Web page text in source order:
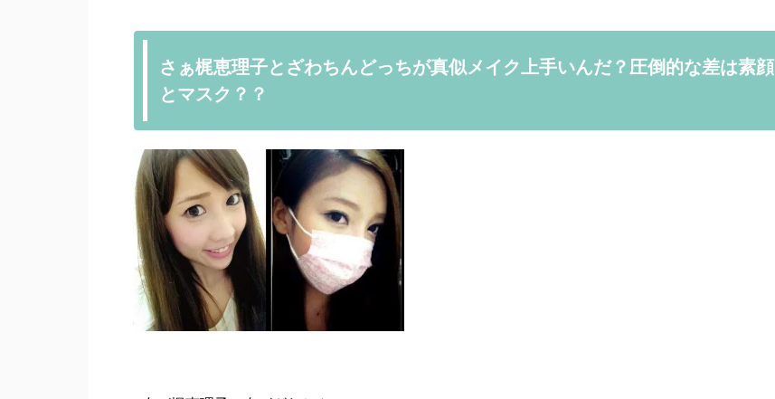
さぁ梶恵理子とざわちんどっちが真似メイク上手いんだ？圧倒的な差は素顔
とマスク？？